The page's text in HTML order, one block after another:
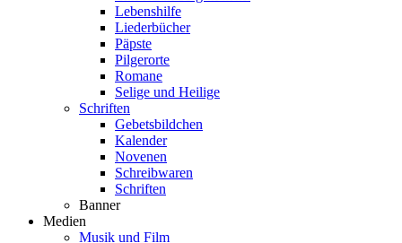
Lebenshilfe
Liederbücher
Päpste
Pilgerorte
Romane
Selige und Heilige
Schriften
Gebetsbildchen
Kalender
Novenen
Schreibwaren
Schriften
Banner
Medien
Musik und Film